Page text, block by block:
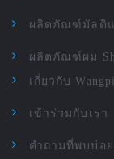
ผลิตภัณฑ์มัลติ
ผลิตภัณฑ์ผม
เกี่ยวกับ
เข้าร่วมกับเรา
คำถามที่พบบ่อย